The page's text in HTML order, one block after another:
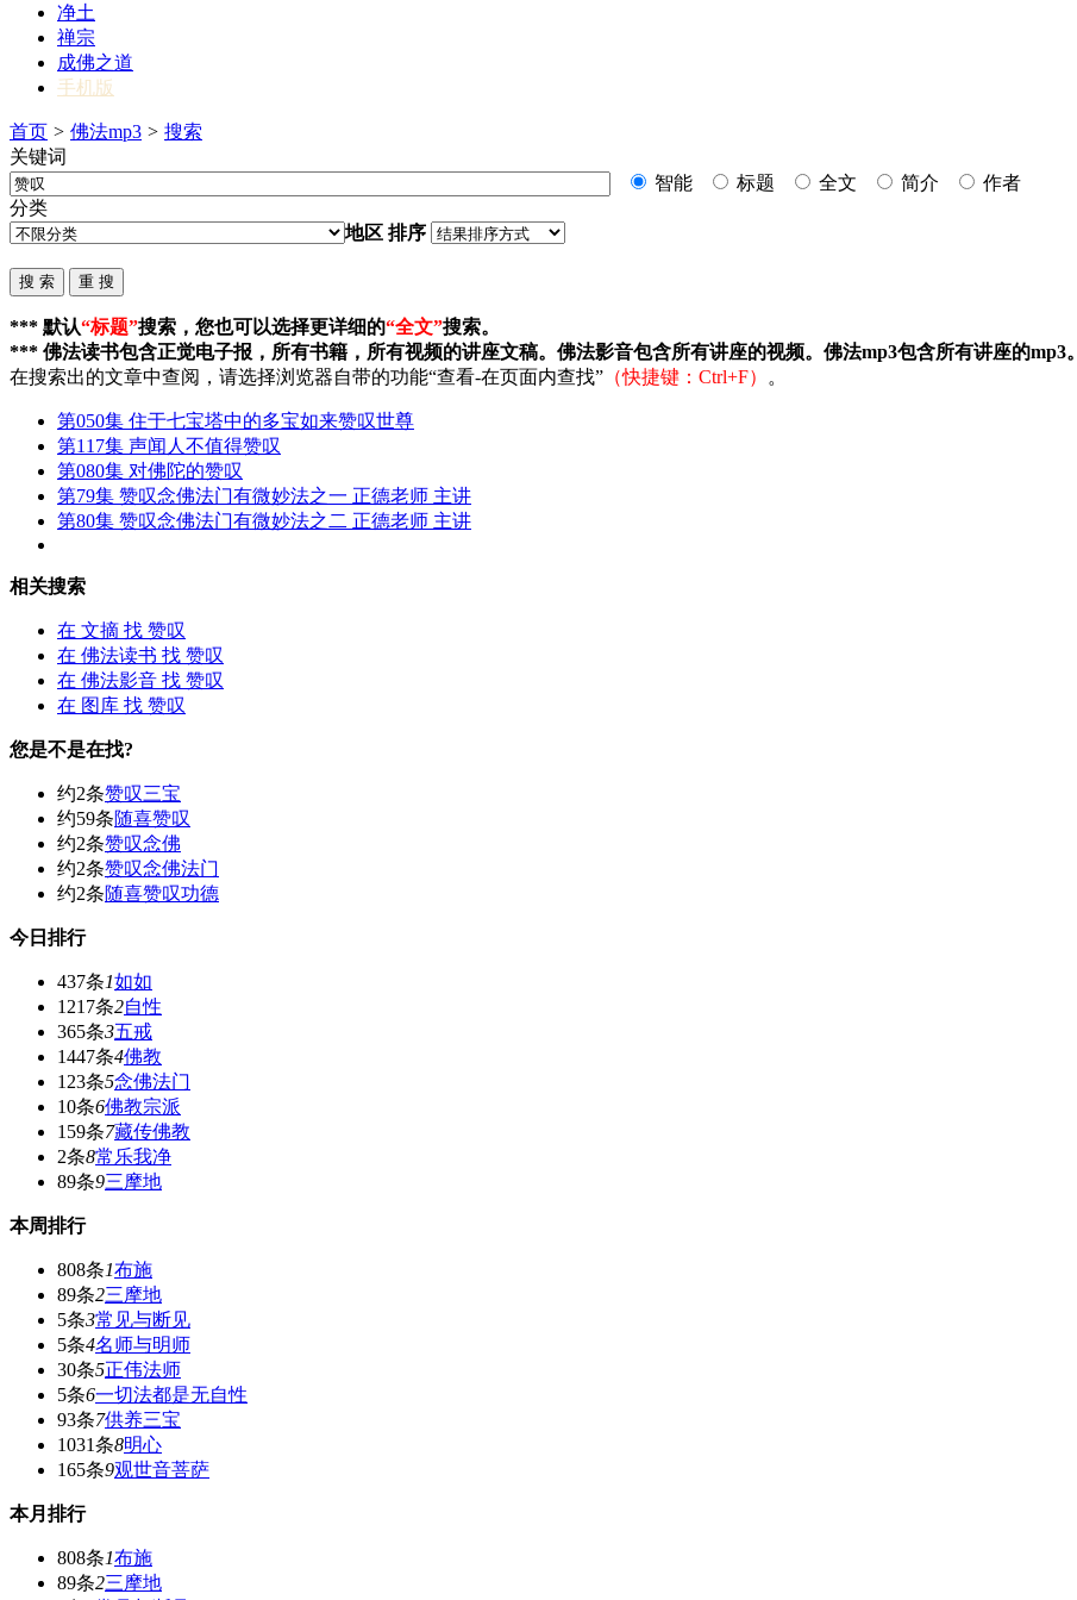
净土
禅宗
成佛之道
手机版
首页 > 佛法mp3 > 搜索
关键词
智能
标题 全文 简介
作者
分类
地区 排序
*** 默认“标题”搜索，您也可以选择更详细的“全文”搜索。
*** 佛法读书包含正觉电子报，所有书籍，所有视频的讲座文稿。佛法影音包含所有讲座的视频。佛法mp3包含所有讲座的mp3。
在搜索出的文章中查阅，请选择浏览器自带的功能“查看-在页面内查找” （快捷键：Ctrl+F） 。
第050集 住于七宝塔中的多宝如来赞叹世尊
第117集 声闻人不值得赞叹
第080集 对佛陀的赞叹
第79集 赞叹念佛法门有微妙法之一 正德老师 主讲
第80集 赞叹念佛法门有微妙法之二 正德老师 主讲
相关搜索
在 文摘 找 赞叹
在 佛法读书 找 赞叹
在 佛法影音 找 赞叹
在 图库 找 赞叹
您是不是在找?
约2条赞叹三宝
约59条随喜赞叹
约2条赞叹念佛
约2条赞叹念佛法门
约2条随喜赞叹功德
今日排行
437条1如如
1217条2自性
365条3五戒
1447条4佛教
123条5念佛法门
10条6佛教宗派
159条7藏传佛教
2条8常乐我净
89条9三摩地
本周排行
808条1布施
89条2三摩地
5条3常见与断见
5条4名师与明师
30条5正伟法师
5条6一切法都是无自性
93条7供养三宝
1031条8明心
165条9观世音菩萨
本月排行
808条1布施
89条2三摩地